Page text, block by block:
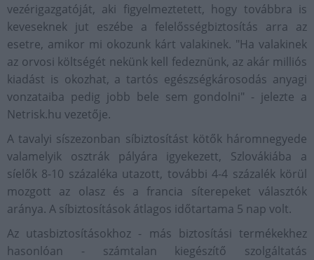
vezérigazgatóját, aki figyelmeztetett, hogy továbbra is
keveseknek jut eszébe a felelősségbiztosítás arra az
esetre, amikor mi okozunk kárt valakinek. "Ha valakinek
az orvosi költségét nekünk kell fedeznünk, az akár milliós
kiadást is okozhat, a tartós egészségkárosodás anyagi
vonzataiba pedig jobb bele sem gondolni" - jelezte a
Netrisk.hu vezetője.
A tavalyi síszezonban síbiztosítást kötők háromnegyede
valamelyik osztrák pályára igyekezett, Szlovákiába a
síelők 8-10 százaléka utazott, további 4-4 százalék körül
mozgott az olasz és a francia síterepeket választók
aránya. A síbiztosítások átlagos időtartama 5 nap volt.
Az utasbiztosításokhoz - más biztosítási termékekhez
hasonlóan - számtalan kiegészítő szolgáltatás